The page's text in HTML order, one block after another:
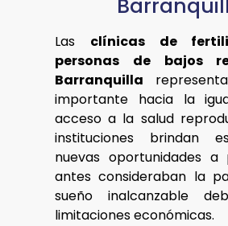
Las clínicas de
personas de bajos
Barranquilla
importante hacia la
acceso a la salud
instituciones brindan
nuevas oportunidades a
antes consideraban la
sueño inalcanzable
limitaciones económicas.